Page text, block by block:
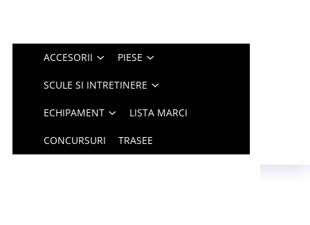
ACCESORII PIESE
SCULE SI INTRETINERE
ECHIPAMENT LISTA MARCI
CONCURSURI TRASEE